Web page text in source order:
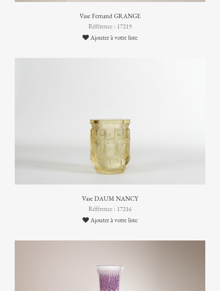
Vase Fernand GRANGE
Référence : 17219
Ajouter à votre liste
Vase DAUM NANCY
Référence : 17216
Ajouter à votre liste